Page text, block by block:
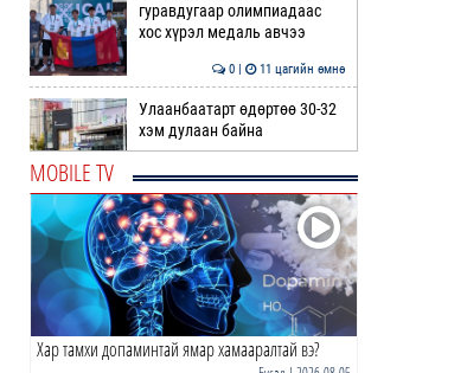
гуравдугаар олимпиадаас
хос хүрэл медаль авчээ
0 | 11 цагийн өмнө
Улаанбаатарт өдөртөө 30-32
хэм дулаан байна
ДОРНЫН ЗУРХАЙ | Морь,
нохой жилтнээ аливаа үйлийг
хийхэд эерэг сайн
0 | 12 цагийн өмнө
ӨГЛӨӨНИЙ МЭНД!
MOBILE TV
Хар тамхи допаминтай ямар хамааралтай вэ?